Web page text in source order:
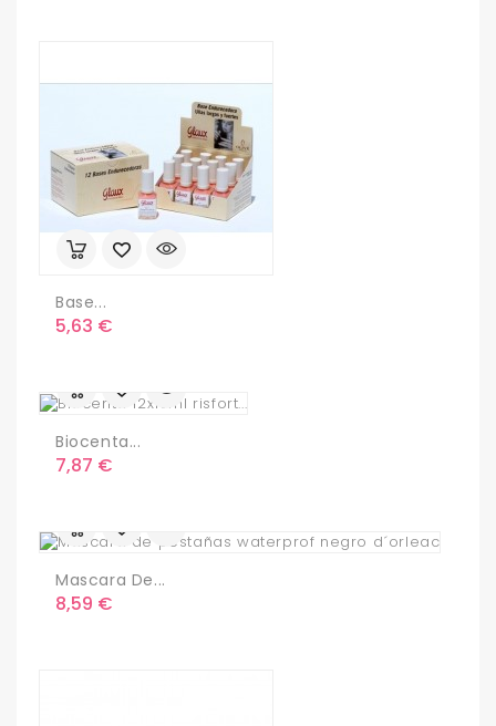
Base...
Precio
5,63 €
Biocenta...
Precio
7,87 €
Mascara De...
Precio
8,59 €